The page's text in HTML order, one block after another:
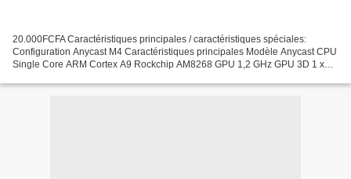
20.000FCFA Caractéristiques principales / caractéristiques spéciales:
Configuration Anycast M4 Caractéristiques principales Modèle Anycast CPU
Single Core ARM Cortex A9 Rockchip AM8268 GPU 1,2 GHz GPU 3D 1 x